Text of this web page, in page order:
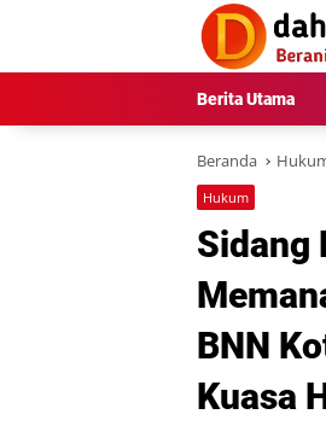
Berita Utama
Beranda
Hukum
Sidang
BNN
Kuasa